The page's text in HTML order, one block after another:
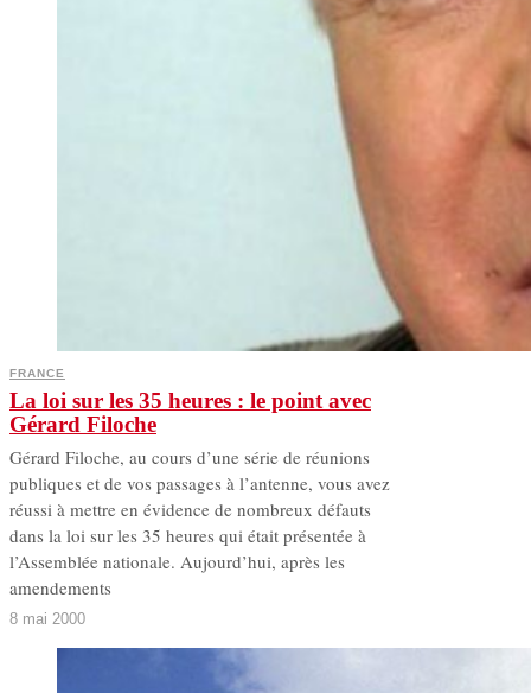
FRANCE
La loi sur les 35 heures : le point avec
Gérard Filoche
Gérard Filoche, au cours d’une série de réunions
publiques et de vos passages à l’antenne, vous avez
réussi à mettre en évidence de nombreux défauts
dans la loi sur les 35 heures qui était présentée à
l’Assemblée nationale. Aujourd’hui, après les
amendements
8 mai 2000